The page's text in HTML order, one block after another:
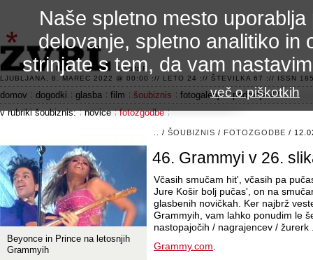
3.2 alfa R
LJUBLJANA, 8. MAREC 2022 @ 00:00 :// LETO 24 :// ŠTEVILKA 67 :// ISSN
domov dogodki glasba film šoubiznis fotogalerije
področje 42
v rubriki šoubiznis:
novice fotozgodbe
/ ŠOUBIZNIS / FOTOZGODBE /
46. Grammyi v 26.
Včasih smučam hit', včasih pa
Jure Košir bolj pučas', on na
glasbenih novičkah. Ker najbrž
Grammyih, vam lahko ponudim le
nastopajočih / nagrajencev / žurerk
Grammy.com.
Beyonce in Prince na letosnjih
Grammyih
Naše spletno mesto
delovanje, spletno analitiko in
strinjate s tem, da vam
več o piškotkih